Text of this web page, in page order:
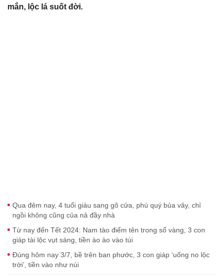
mắn, lộc lá suốt đời.
Qua đêm nay, 4 tuổi giàu sang gõ cửa, phú quý bủa vây, chỉ
ngồi không cũng của nả đầy nhà
Từ nay đến Tết 2024: Nam tào điểm tên trong sổ vàng, 3 con
giáp tài lộc vụt sáng, tiền ào ào vào túi
Đúng hôm nay 3/7, bề trên ban phước, 3 con giáp ‘uống no lộc
trời’, tiền vào như núi